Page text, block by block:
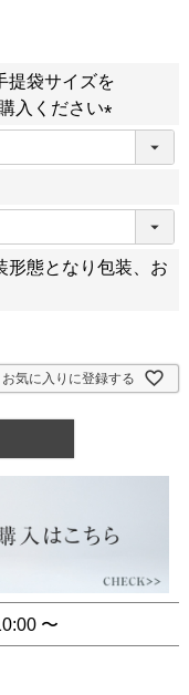
提袋サイズを
入ください
必
形態となり包装、お
お気に入りに登録する
〜